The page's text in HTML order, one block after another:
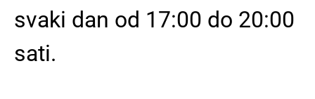
svaki dan od 17:00 do 20:00
sati.